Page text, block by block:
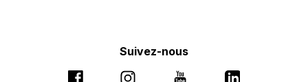
Suivez-nous
Ce
Ce
Ce
Ce